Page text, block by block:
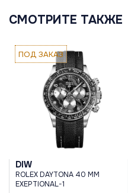
СМОТРИТЕ ТАКЖЕ
ПОД ЗАКАЗ
DIW
ROLEX DAYTONA 40 MM
EXEPTIONAL-1